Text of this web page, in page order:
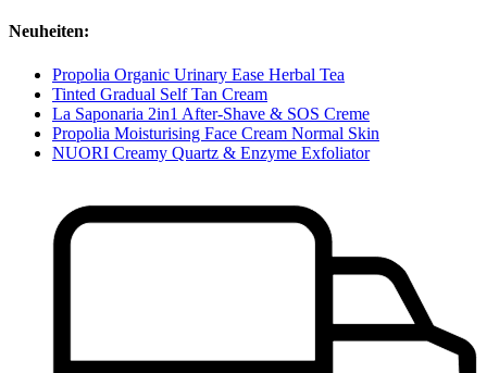
Neuheiten:
Propolia Organic Urinary Ease Herbal Tea
Tinted Gradual Self Tan Cream
La Saponaria 2in1 After-Shave & SOS Creme
Propolia Moisturising Face Cream Normal Skin
NUORI Creamy Quartz & Enzyme Exfoliator